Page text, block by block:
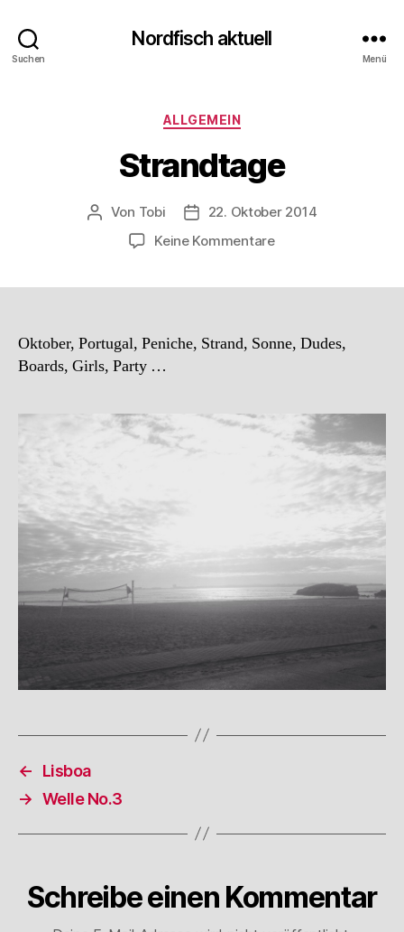
Suchen
Nordfisch aktuell
Menü
Kategorien
ALLGEMEIN
Strandtage
Beitragsautor
Von Tobi Beitragsdatum
22. Oktober 2014
Keine Kommentarezu
Oktober, Portugal, Peniche, Strand, Sonne, Dudes,
Boards, Girls, Party …
←
Lisboa
→ Welle No.3
Schreibe einen Kommentar